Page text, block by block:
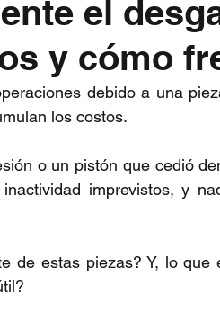
el
y cómo
los costos.
o un pistón que cedió
imprevistos, y
de estas piezas? Y, lo que